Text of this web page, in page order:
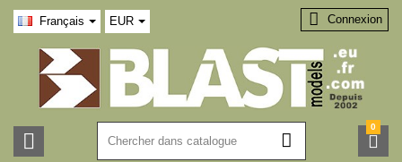
Français EUR
 
 Connexion

0